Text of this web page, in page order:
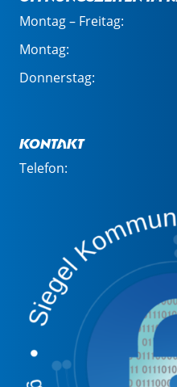
Montag – Freitag:
Montag:
Donnerstag:
Kontakt
Telefon: